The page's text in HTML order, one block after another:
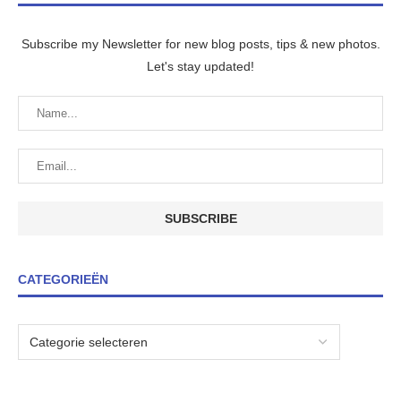
Subscribe my Newsletter for new blog posts, tips & new photos.
Let's stay updated!
CATEGORIEËN